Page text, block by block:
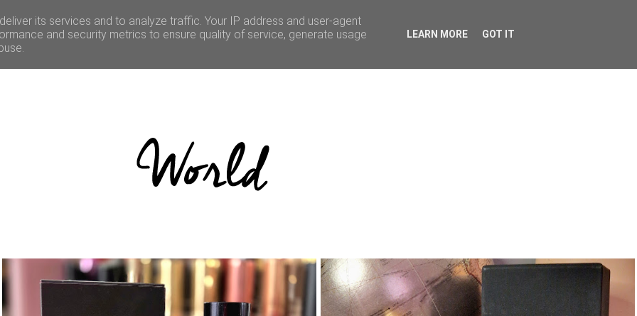
CULTURE BONNES ADRESSES CONCOURS
its services and to analyze traffic. Your IP address and user-agent
and security metrics to ensure quality of service, generate usage
LEARN MORE GOT IT